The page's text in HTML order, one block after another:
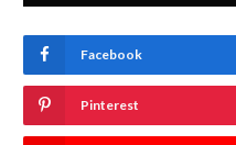
Facebook
Pinterest